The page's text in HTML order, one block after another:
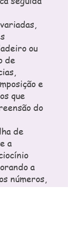
ou
de
e
que
do
de
a
a
números,